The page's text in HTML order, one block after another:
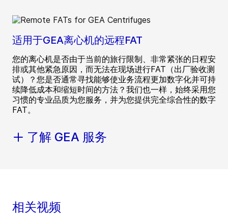
适用于GEA离心机的远程FAT
您的离心机是否由于当前的旅行限制、非常紧张的日程安
排或其他紧急原因，而无法在现场进行FAT（出厂验收测
试）？您是否通常寻找能够使业务流程更加数字化并可持
续降低成本和缩短时间的方法？我们也一样，始终采用您
习惯的专业品质为您服务，并为您提供完全综合性的数字
FAT。
了解 GEA 服务
相关视频